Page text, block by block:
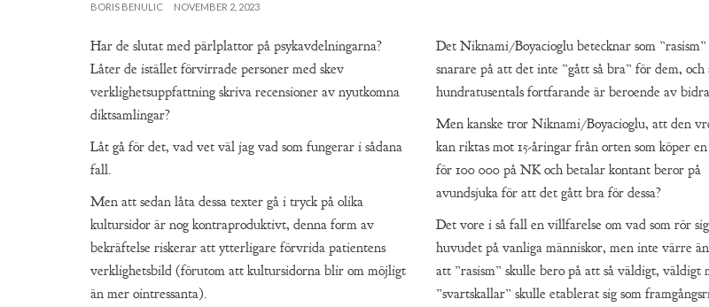
BORIS BENULIC NOVEMBER 2, 2023
Har de slutat med pärlplattor på psykavdelningarna?
Låter de istället förvirrade personer med skev
verklighetsuppfattning skriva recensioner av nyutkomna
diktsamlingar?
Låt gå för det, vad vet väl jag vad som fungerar i sådana
fall.
Men att sedan låta dessa texter gå i tryck på olika
kultursidor är nog kontraproduktivt, denna form av
bekräftelse riskerar att ytterligare förvrida patientens
verklighetsbild (förutom att kultursidorna blir om möjligt
än mer ointressanta).
Det Niknami/Boyacioglu betecknar som
snarare på att det inte ”gått så bra” för dem, och
hundratusentals fortfarande är beroende av
Men kanske tror Niknami/Boyacioglu, att den
kan riktas mot 15-åringar från orten som köper
för 100 000 på NK och betalar kontant beror på
avundsjuka för att det gått bra för dessa?
Det vore i så fall en villfarelse om vad som rör
huvudet på vanliga människor, men inte värre
att ”rasism” skulle bero på att så väldigt, väldigt
”svartskallar” skulle etablerat sig som